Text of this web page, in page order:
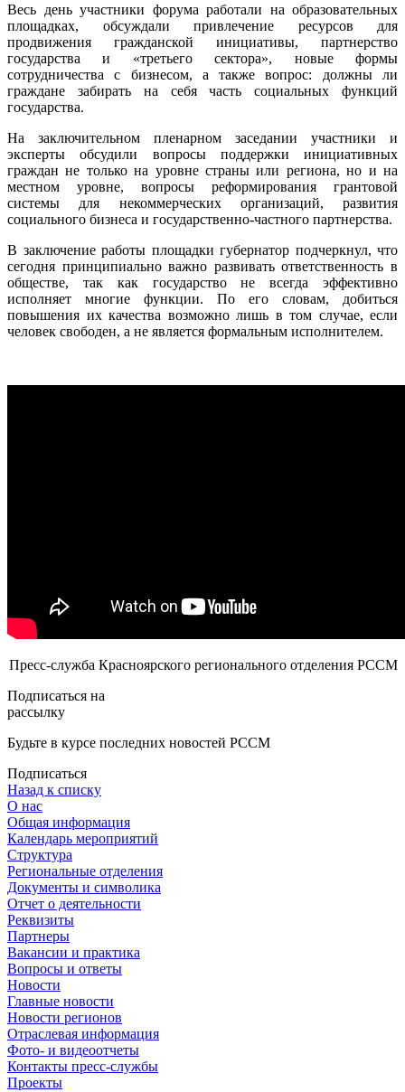
Весь день участники форума работали на образовательных
площадках, обсуждали привлечение ресурсов для
продвижения гражданской инициативы, партнерство
государства и «третьего сектора», новые формы
сотрудничества с бизнесом, а также вопрос: должны ли
граждане забирать на себя часть социальных функций
государства.
На заключительном пленарном заседании участники и
эксперты обсудили вопросы поддержки инициативных
граждан не только на уровне страны или региона, но и на
местном уровне, вопросы реформирования грантовой
системы для некоммерческих организаций, развития
социального бизнеса и государственно-частного партнерства.
В заключение работы площадки губернатор подчеркнул, что
сегодня принципиально важно развивать ответственность в
обществе, так как государство не всегда эффективно
исполняет многие функции. По его словам, добиться
повышения их качества возможно лишь в том случае, если
человек свободен, а не является формальным исполнителем.
Пресс-служба Красноярского регионального отделения РССМ
Подписаться на
рассылку
Будьте в курсе последних новостей РССМ
Подписаться
Назад к списку
О нас
Общая информация
Календарь мероприятий
Структура
Региональные отделения
Документы и символика
Отчет о деятельности
Реквизиты
Партнеры
Вакансии и практика
Вопросы и ответы
Новости
Главные новости
Новости регионов
Отраслевая информация
Фото- и видеоотчеты
Контакты пресс-службы
Проекты